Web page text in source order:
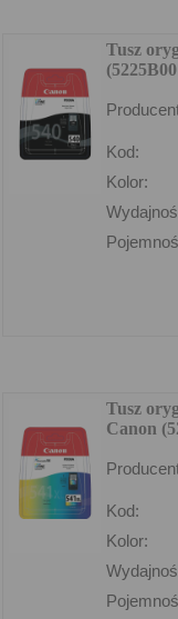
Tusz
Kod:
Kolor:
Tusz
Canon
Kod:
Kolor: